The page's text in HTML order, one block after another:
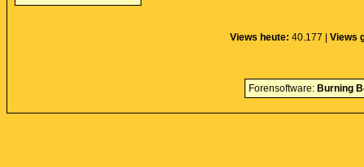
Views heute: 40.177 | Views
Forensoftware: Burning